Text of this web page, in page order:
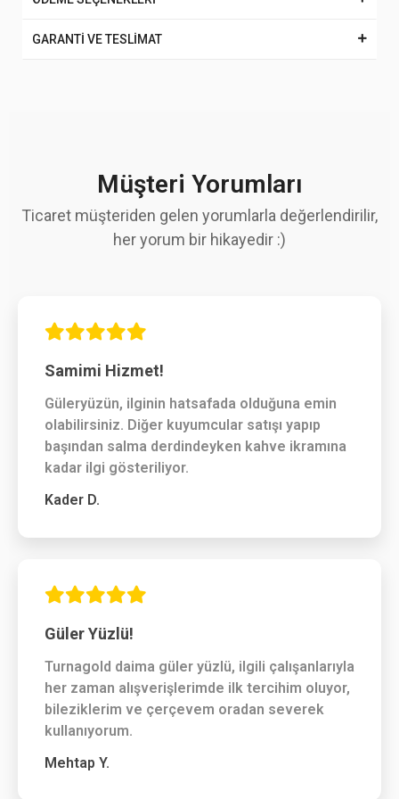
GARANTİ VE TESLİMAT
Müşteri Yorumları
Ticaret müşteriden gelen yorumlarla değerlendirilir,
her yorum bir hikayedir :)
Samimi Hizmet!
Güleryüzün, ilginin hatsafada olduğuna emin
olabilirsiniz. Diğer kuyumcular satışı yapıp
başından salma derdindeyken kahve ikramına
kadar ilgi gösteriliyor.
Kader D.
Güler Yüzlü!
Turnagold daima güler yüzlü, ilgili çalışanlarıyla
her zaman alışverişlerimde ilk tercihim oluyor,
bileziklerim ve çerçevem oradan severek
kullanıyorum.
Mehtap Y.